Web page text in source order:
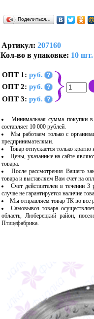
Поделиться…
Артикул: 207160
Кол-во в упаковке: 10 шт.
ОПТ 1: руб. ?
ОПТ 2: руб. ?
ОПТ 3: руб. ?
Минимальная сумма покупки в
составляет 10 000 рублей.
Мы работаем только с
предпринимателями.
Товар отпускается только
Цены, указанные на сайте
товара.
После рассмотрения Вашего
товара и выставляем Вам счет на
Счет действителен в течении
случае не гарантируется наличие
Мы отправляем товар ТК во
Самовывоз товара
область, Люберецкий район,
Птицефабрика.